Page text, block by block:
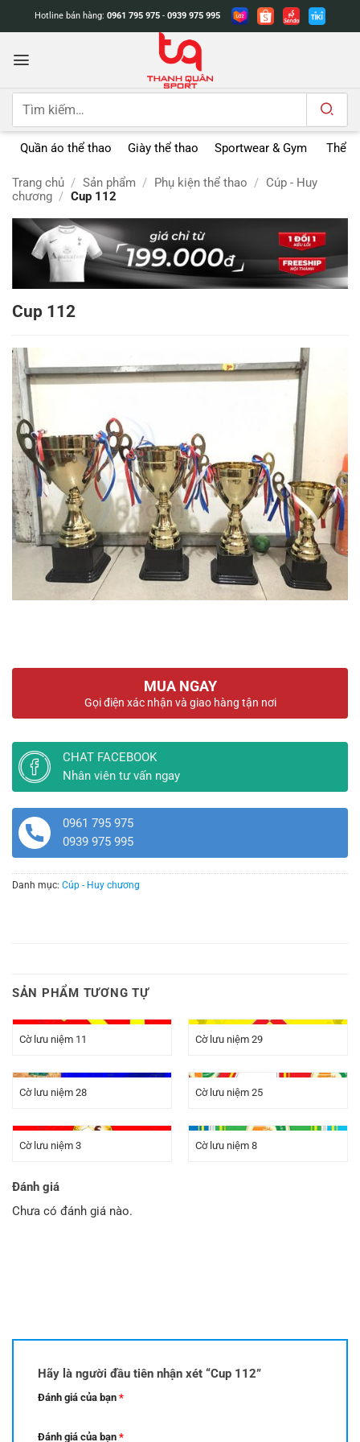
dung
Hotline bán hàng: 0961 795 975 - 0939 975 995
Tìm
Quần áo thể thao Giày thể thao Sportwear & Gym Thể
Trang chủ / Sản phẩm / Phụ kiện thể thao / Cúp - Huy
chương / Cup 112
Cup 112
MUA NGAY
Gọi điện xác nhận và giao hàng tận nơi
CHAT FACEBOOK
Nhân viên tư vấn ngay
0961 795 975
0939 975 995
Danh mục: Cúp - Huy chương
SẢN PHẨM TƯƠNG TỰ
Cờ lưu niệm 11 Cờ lưu niệm 29
Cờ lưu niệm 28 Cờ lưu niệm 25
Cờ lưu niệm 3 Cờ lưu niệm 8
Đánh giá
Chưa có đánh giá nào.
Hãy là người đầu tiên nhận xét “Cup 112”
Đánh giá của bạn *
Đánh giá của bạn *